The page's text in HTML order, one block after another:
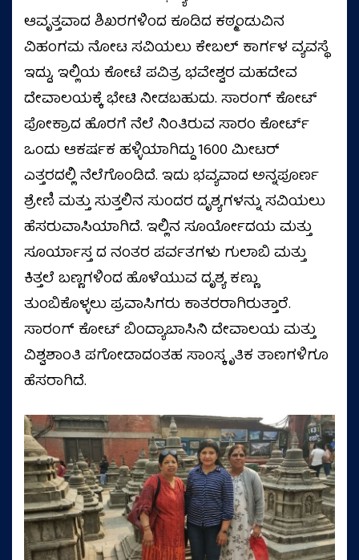
ಆವೃತ್ತವಾದ ಶಿಖರಗಳಿಂದ ಕೂಡಿದ ಕಠ್ಮಂಡುವಿನ
ವಿಹಂಗಮ ನೋಟ ಸವಿಯಲು ಕೇಬಲ್ ಕಾರ್ಗಳ ವ್ಯವಸ್ಥೆ
ಇದ್ದು, ಇಲ್ಲಿಯ ಕೋಟೆ ಪವಿತ್ರ ಭವೇಶ್ವರ ಮಹದೇವ
ದೇವಾಲಯಕ್ಕೆ ಭೇಟಿ ನೀಡಬಹುದು. ಸಾರಂಗ್ ಕೋಟ್
ಪೋಕ್ರಾದ ಹೊರಗೆ ನೆಲೆ ನಿಂತಿರುವ ಸಾರಂ ಕೋರ್ಟ್
ಒಂದು ಆಕರ್ಷಕ ಹಳ್ಳಿಯಾಗಿದ್ದು 1600 ಮೀಟರ್
ಎತ್ತರದಲ್ಲಿ ನೆಲೆಗೊಂಡಿದೆ. ಇದು ಭವ್ಯವಾದ ಅನ್ನಪೂರ್ಣ
ಶ್ರೇಣಿ ಮತ್ತು ಸುತ್ತಲಿನ ಸುಂದರ ದೃಶ್ಯಗಳನ್ನು ಸವಿಯಲು
ಹೆಸರುವಾಸಿಯಾಗಿದೆ. ಇಲ್ಲಿನ ಸೂರ್ಯೋದಯ ಮತ್ತು
ಸೂರ್ಯಾಸ್ತ ದ ನಂತರ ಪರ್ವತಗಳು ಗುಲಾಬಿ ಮತ್ತು
ಕಿತ್ತಲೆ ಬಣ್ಣಗಳಿಂದ ಹೊಳೆಯುವ ದೃಶ್ಯ ಕಣ್ಣು
ತುಂಬಿಕೊಳ್ಳಲು ಪ್ರವಾಸಿಗರು ಕಾತರರಾಗಿರುತ್ತಾರೆ.
ಸಾರಂಗ್ ಕೋಟ್ ಬಿಂದ್ಯಾಬಾಸಿನಿ ದೇವಾಲಯ ಮತ್ತು
ವಿಶ್ವಶಾಂತಿ ಪಗೋಡಾದಂತಹ ಸಾಂಸ್ಕೃತಿಕ ತಾಣಗಳಿಗೂ
ಹೆಸರಾಗಿದೆ.